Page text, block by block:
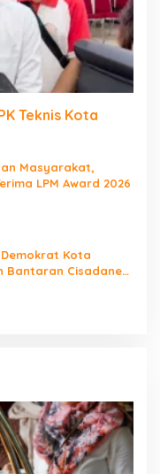
Teknis Kota
Masyarakat,
LPM Award 2026
Kota
Bantaran Cisadane